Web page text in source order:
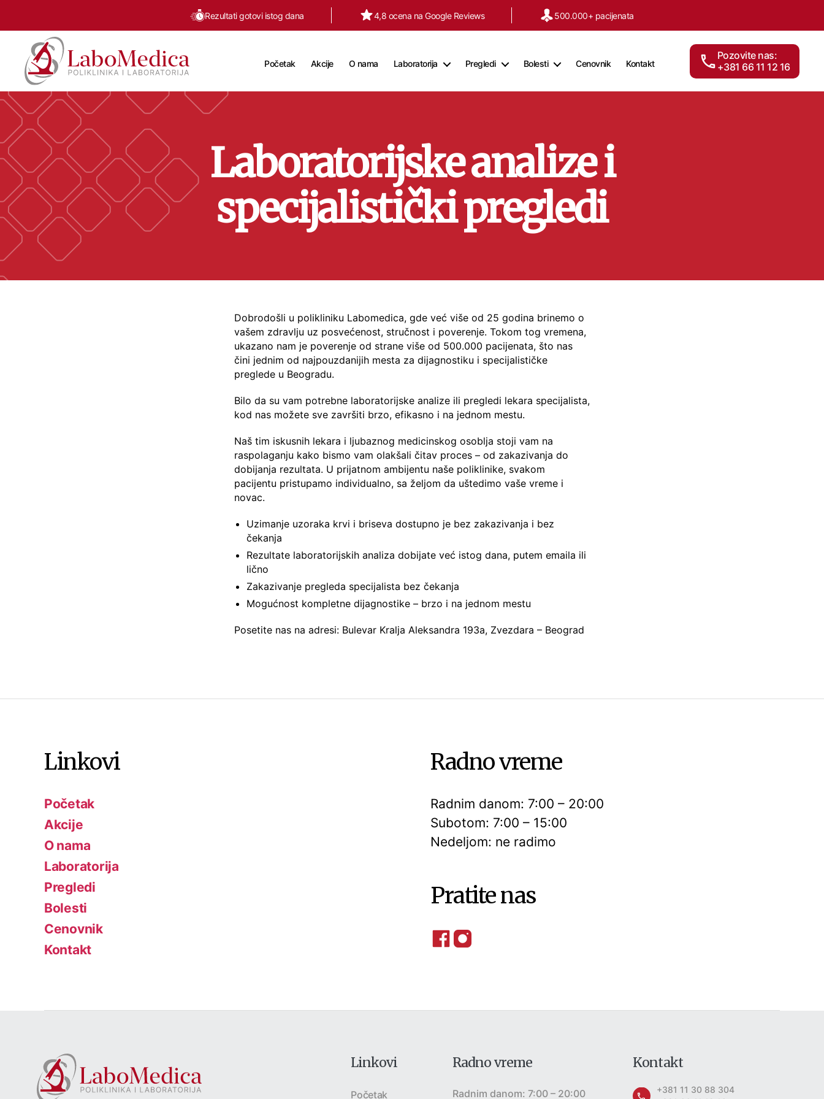
Rezultati gotovi istog dana 4,8 ocena na Google Reviews 500.000+ pacijenata
Labomedica
Početak Akcije O nama Laboratorija Pregledi Bolesti Cenovnik Kontakt
Pozovite nas:
+381 66 11 12 16
Laboratorijske analize i
specijalistički pregledi
Dobrodošli u polikliniku Labomedica, gde već više od 25 godina brinemo o
vašem zdravlju uz posvećenost, stručnost i poverenje. Tokom tog vremena,
ukazano nam je poverenje od strane više od 500.000 pacijenata, što nas
čini jednim od najpouzdanijih mesta za dijagnostiku i specijalističke
preglede u Beogradu.
Bilo da su vam potrebne laboratorijske analize ili pregledi lekara specijalista,
kod nas možete sve završiti brzo, efikasno i na jednom mestu.
Naš tim iskusnih lekara i ljubaznog medicinskog osoblja stoji vam na
raspolaganju kako bismo vam olakšali čitav proces – od zakazivanja do
dobijanja rezultata. U prijatnom ambijentu naše poliklinike, svakom
pacijentu pristupamo individualno, sa željom da uštedimo vaše vreme i
novac.
Uzimanje uzoraka krvi i briseva dostupno je bez zakazivanja i bez
čekanja
Rezultate laboratorijskih analiza dobijate već istog dana, putem emaila ili
lično
Zakazivanje pregleda specijalista bez čekanja
Mogućnost kompletne dijagnostike – brzo i na jednom mestu
Posetite nas na adresi: Bulevar Kralja Aleksandra 193a, Zvezdara – Beograd
Linkovi
Početak
Akcije
O nama
Laboratorija
Pregledi
Bolesti
Cenovnik
Kontakt
Radno vreme
Radnim danom: 7:00 – 20:00
Subotom: 7:00 – 15:00
Nedeljom: ne radimo
Pratite nas
Linkovi
Početak
Radno vreme
Radnim danom: 7:00 – 20:00
Kontakt
+381 11 30 88 304